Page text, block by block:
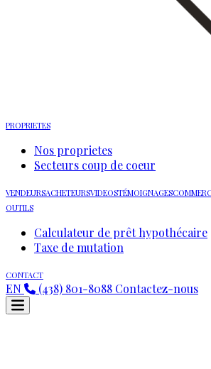
PROPRIETES
Nos proprietes
Secteurs coup de coeur
VENDEURSACHETEURSVIDEOSTÉMOIGNAGES
OUTILS
Calculateur de prêt hypothécaire
Taxe de mutation
CONTACT
EN (438) 801-8088 Contactez-nous